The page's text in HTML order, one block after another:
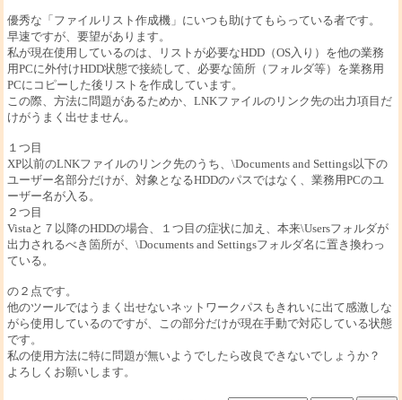
優秀な「ファイルリスト作成機」にいつも助けてもらっている者です。
早速ですが、要望があります。
私が現在使用しているのは、リストが必要なHDD（OS入り）を他の業務
用PCに外付けHDD状態で接続して、必要な箇所（フォルダ等）を業務用
PCにコピーした後リストを作成しています。
この際、方法に問題があるためか、LNKファイルのリンク先の出力項目だ
けがうまく出せません。
１つ目
XP以前のLNKファイルのリンク先のうち、\Documents and Settings以下の
ユーザー名部分だけが、対象となるHDDのパスではなく、業務用PCのユ
ーザー名が入る。
２つ目
Vistaと７以降のHDDの場合、１つ目の症状に加え、本来\Usersフォルダが
出力されるべき箇所が、\Documents and Settingsフォルダ名に置き換わっ
ている。
の２点です。
他のツールではうまく出せないネットワークパスもきれいに出て感激しな
がら使用しているのですが、この部分だけが現在手動で対応している状態
です。
私の使用方法に特に問題が無いようでしたら改良できないでしょうか？
よろしくお願いします。